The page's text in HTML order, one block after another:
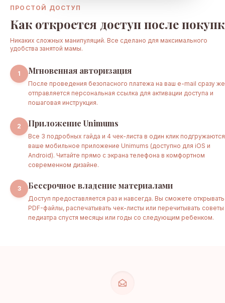
ПРОСТОЙ ДОСТУП
Как откроется доступ после
Никаких сложных манипуляций. Все сделано для максимального
удобства занятой мамы.
1 Мгновенная авторизация
После проведения безопасного платежа на ваш e-mail сразу же
отправляется персональная ссылка для активации доступа и
пошаговая инструкция.
2 Приложение Unimums
Все 3 подробных гайда и 4 чек-листа в один клик
ваше мобильное приложение Unimums (доступно для iOS и
Android). Читайте прямо с экрана телефона в комфортном
современном дизайне.
3 Бессрочное владение материалами
Доступ предоставляется раз и навсегда. Вы сможете открывать
PDF-файлы, распечатывать чек-листы или перечитывать советы
педиатра спустя месяцы или годы со следующим ребенком.